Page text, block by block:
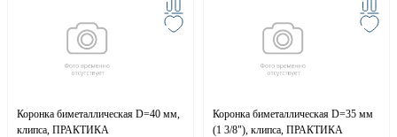
Коронка биметаллическая D=40 мм,
клипса, ПРАКТИКА
Коронка биметаллическая D=35 мм
(1 3/8"), клипса, ПРАКТИКА